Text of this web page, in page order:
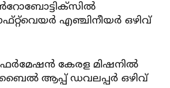
എഞ്ചിനീയർ ഒഴിവ്
കേരള മിഷനിൽ
ആപ്പ് ഡവലപ്പർ ഒഴിവ്